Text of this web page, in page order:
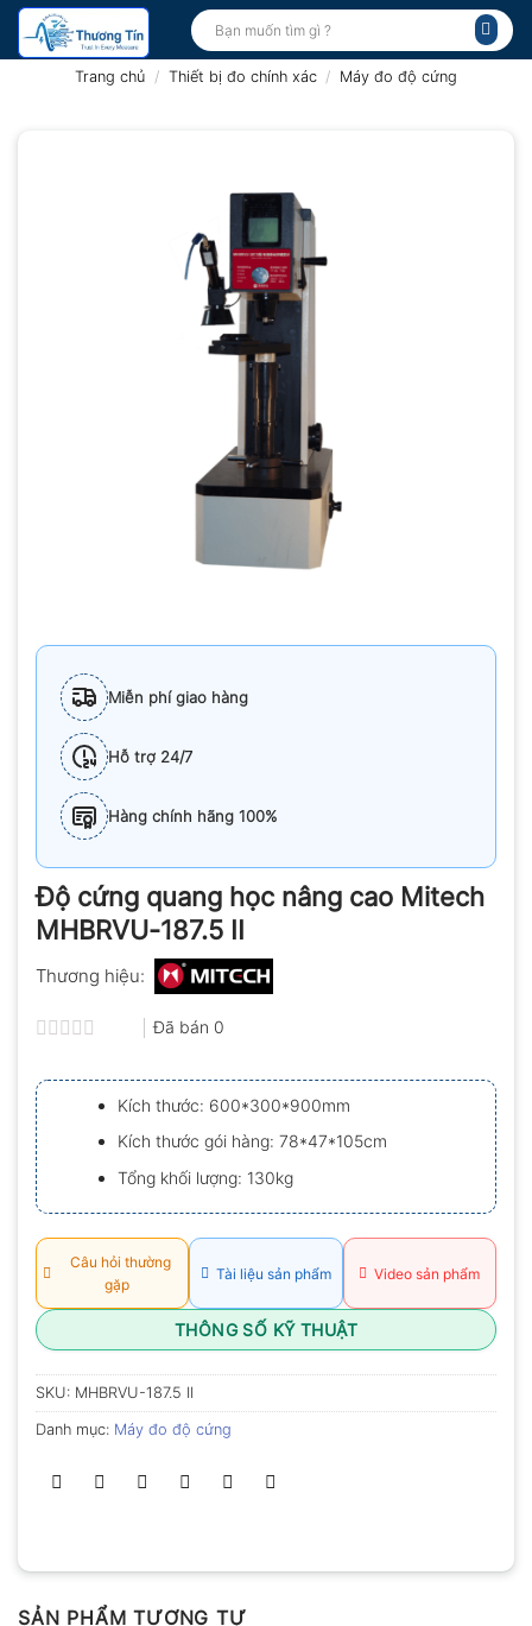
Bỏ
qua
Tìm
kiếm:
Trang chủ / Thiết bị đo chính xác / Máy đo độ cứng
Miễn phí giao hàng
Hỗ trợ 24/7
Hàng chính hãng 100%
Độ cứng quang học nâng cao Mitech
MHBRVU-187.5 II
Thương hiệu:
xếp
hạng
0.0
5
sao
Đã bán 0
Kích thước: 600*300*900mm
Kích thước gói hàng: 78*47*105cm
Tổng khối lượng: 130kg
Câu hỏi thường
gặp
Tài liệu sản phẩm Video sản phẩm
THÔNG SỐ KỸ THUẬT
SKU: MHBRVU-187.5 II
Danh mục: Máy đo độ cứng
SẢN PHẨM TƯƠNG TỰ